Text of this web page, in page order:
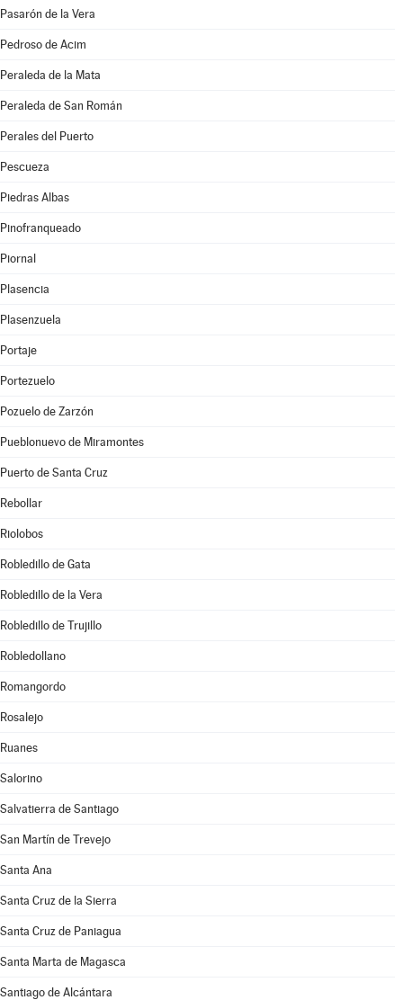
Pasarón de la Vera
Pedroso de Acim
Peraleda de la Mata
Peraleda de San Román
Perales del Puerto
Pescueza
Piedras Albas
Pinofranqueado
Piornal
Plasencia
Plasenzuela
Portaje
Portezuelo
Pozuelo de Zarzón
Pueblonuevo de Miramontes
Puerto de Santa Cruz
Rebollar
Riolobos
Robledillo de Gata
Robledillo de la Vera
Robledillo de Trujillo
Robledollano
Romangordo
Rosalejo
Ruanes
Salorino
Salvatierra de Santiago
San Martín de Trevejo
Santa Ana
Santa Cruz de la Sierra
Santa Cruz de Paniagua
Santa Marta de Magasca
Santiago de Alcántara